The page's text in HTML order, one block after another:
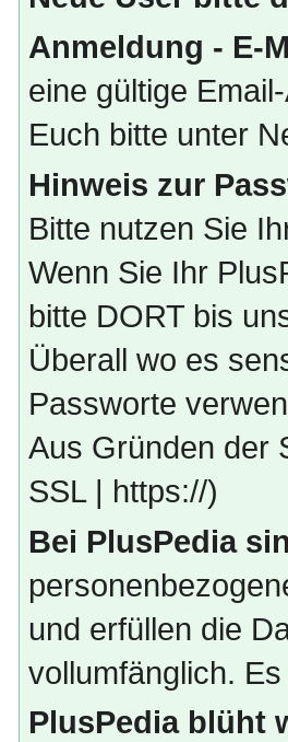
Anmeldung - E-
eine gültige
Euch bitte unter
Hinweis zur
Bitte nutzen Sie
Wenn Sie Ihr
bitte DORT bis
Überall wo es
Passworte
Aus Gründen der
SSL | https://)
Bei PlusPedia
und erfüllen die
vollumfänglich.
PlusPedia blüht